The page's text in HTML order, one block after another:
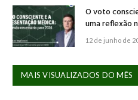
O voto
uma reflexão
12 de junho de
MAIS VISUALIZADOS DO MÊS